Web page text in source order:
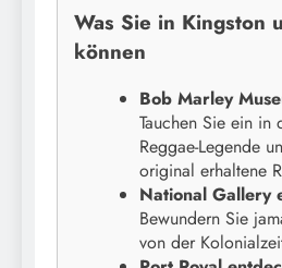
Was Sie in Kingston
können
Bob Marley
Tauchen Sie ein in
Reggae-Legende
original erhaltene
National Gallery
Bewundern Sie
von der